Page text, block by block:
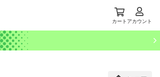
カート アカウント